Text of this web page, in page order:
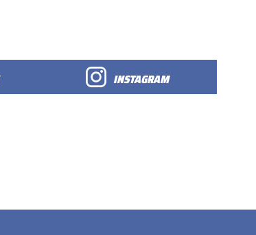
INSTAGRAM